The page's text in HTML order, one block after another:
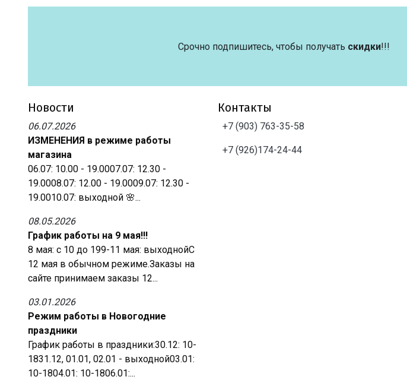
Срочно подпишитесь, чтобы получать скидки!!!
Новости
06.07.2026
ИЗМЕНЕНИЯ в режиме работы
магазина
06.07: 10.00 - 19.0007.07: 12.30 -
19.0008.07: 12.00 - 19.0009.07: 12.30 -
19.0010.07: выходной 🌸...
08.05.2026
График работы на 9 мая!!!
8 мая: с 10 до 199-11 мая: выходнойС
12 мая в обычном режиме.Заказы на
сайте принимаем заказы 12...
03.01.2026
Режим работы в Новогодние
праздники
График работы в праздники:30.12: 10-
1831.12, 01.01, 02.01 - выходной03.01:
10-1804.01: 10-1806.01:...
Контакты
+7 (903) 763-35-58
+7 (926)174-24-44